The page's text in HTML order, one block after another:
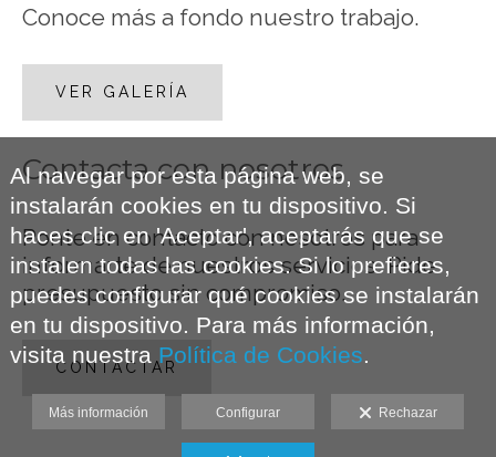
Conoce más a fondo nuestro trabajo.
VER GALERÍA
Contacta con nosotros
Ponte en contacto con nosotros para
informarte de nuestros servicios. Pide
presupuesto sin compromiso.
CONTACTAR
Al navegar por esta página web, se
instalarán cookies en tu dispositivo. Si
haces clic en 'Aceptar', aceptarás que se
instalen todas las cookies. Si lo prefieres,
puedes configurar qué cookies se instalarán
en tu dispositivo. Para más información,
visita nuestra Política de Cookies
Más información Configurar Rechazar